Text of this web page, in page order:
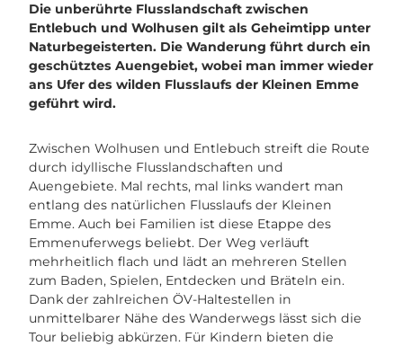
Die unberührte Flusslandschaft zwischen
Entlebuch und Wolhusen gilt als Geheimtipp unter
Naturbegeisterten. Die Wanderung führt durch ein
geschütztes Auengebiet, wobei man immer wieder
ans Ufer des wilden Flusslaufs der Kleinen Emme
geführt wird.
Zwischen Wolhusen und Entlebuch streift die Route
durch idyllische Flusslandschaften und
Auengebiete. Mal rechts, mal links wandert man
entlang des natürlichen Flusslaufs der Kleinen
Emme. Auch bei Familien ist diese Etappe des
Emmenuferwegs beliebt. Der Weg verläuft
mehrheitlich flach und lädt an mehreren Stellen
zum Baden, Spielen, Entdecken und Bräteln ein.
Dank der zahlreichen ÖV-Haltestellen in
unmittelbarer Nähe des Wanderwegs lässt sich die
Tour beliebig abkürzen. Für Kindern bieten die